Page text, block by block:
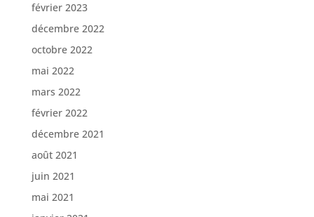
février 2023
décembre 2022
octobre 2022
mai 2022
mars 2022
février 2022
décembre 2021
août 2021
juin 2021
mai 2021